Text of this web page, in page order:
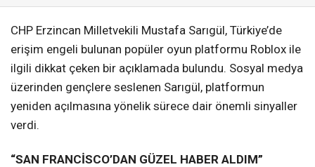
CHP Erzincan Milletvekili Mustafa Sarıgül, Türkiye’de
erişim engeli bulunan popüler oyun platformu Roblox ile
ilgili dikkat çeken bir açıklamada bulundu. Sosyal medya
üzerinden gençlere seslenen Sarıgül, platformun
yeniden açılmasına yönelik sürece dair önemli sinyaller
verdi.
“SAN FRANCİSCO’DAN GÜZEL HABER ALDIM”